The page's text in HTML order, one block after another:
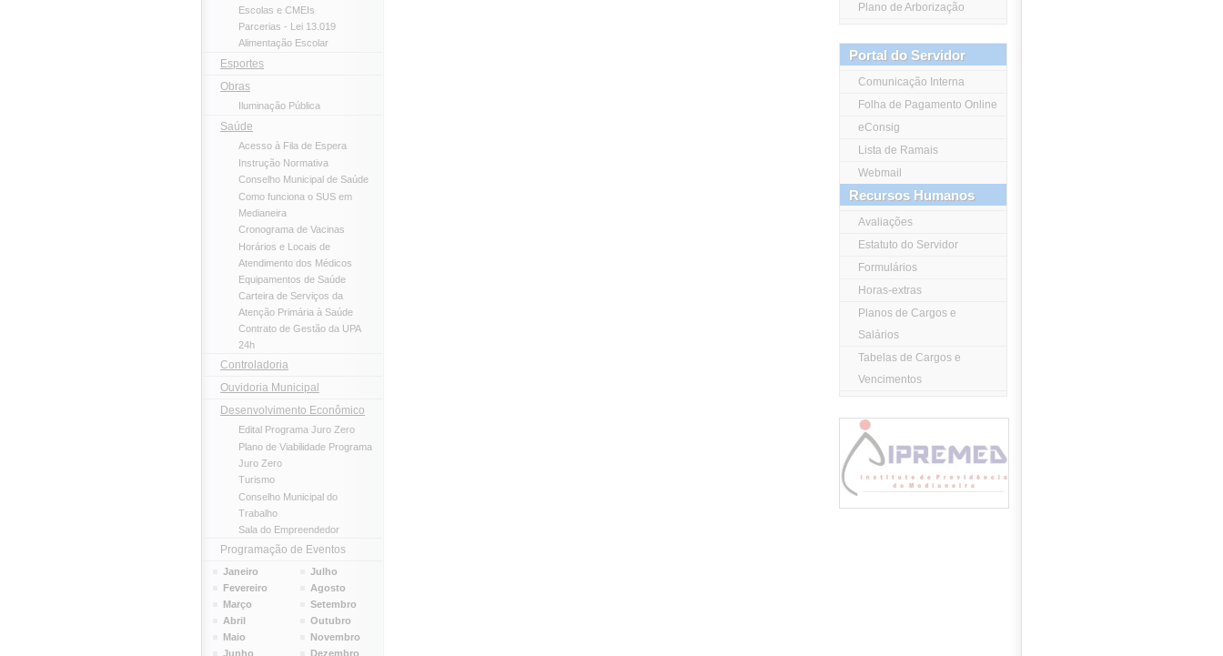
Escolas e CMEIs
Parcerias - Lei 13.019
Alimentação Escolar
Esportes
Obras
Iluminação Pública
Saúde
Acesso à Fila de Espera
Instrução Normativa
Conselho Municipal de Saúde
Como funciona o SUS em
Medianeira
Cronograma de Vacinas
Horários e Locais de
Atendimento dos Médicos
Equipamentos de Saúde
Carteira de Serviços da
Atenção Primária à Saúde
Contrato de Gestão da UPA
24h
Controladoria
Ouvidoria Municipal
Desenvolvimento Econômico
Edital Programa Juro Zero
Plano de Viabilidade Programa
Juro Zero
Turismo
Conselho Municipal do
Trabalho
Sala do Empreendedor
Programação de Eventos
Janeiro
Fevereiro
Março
Abril
Maio
Junho
Julho
Agosto
Setembro
Outubro
Novembro
Dezembro
Plano de Arborização
Portal do Servidor
Comunicação Interna
Folha de Pagamento Online
eConsig
Lista de Ramais
Webmail
Recursos Humanos
Avaliações
Estatuto do Servidor
Formulários
Horas-extras
Planos de Cargos e
Salários
Tabelas de Cargos e
Vencimentos